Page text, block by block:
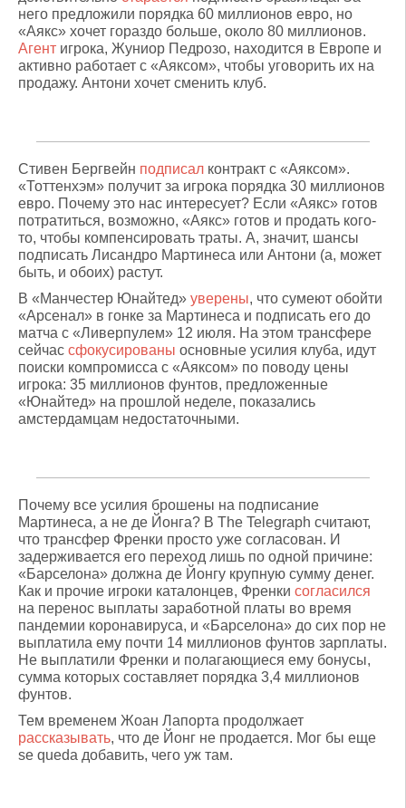
него предложили порядка 60 миллионов евро, но
«Аякс» хочет гораздо больше, около 80 миллионов.
Агент игрока, Жуниор Педрозо, находится в Европе и
активно работает с «Аяксом», чтобы уговорить их на
продажу. Антони хочет сменить клуб.
Стивен Бергвейн подписал контракт с «Аяксом».
«Тоттенхэм» получит за игрока порядка 30 миллионов
евро. Почему это нас интересует? Если «Аякс» готов
потратиться, возможно, «Аякс» готов и продать кого-
то, чтобы компенсировать траты. А, значит, шансы
подписать Лисандро Мартинеса или Антони (а, может
быть, и обоих) растут.
В «Манчестер Юнайтед» уверены, что сумеют обойти
«Арсенал» в гонке за Мартинеса и подписать его до
матча с «Ливерпулем» 12 июля. На этом трансфере
сейчас сфокусированы основные усилия клуба, идут
поиски компромисса с «Аяксом» по поводу цены
игрока: 35 миллионов фунтов, предложенные
«Юнайтед» на прошлой неделе, показались
амстердамцам недостаточными.
Почему все усилия брошены на подписание
Мартинеса, а не де Йонга? В The Telegraph считают,
что трансфер Френки просто уже согласован. И
задерживается его переход лишь по одной причине:
«Барселона» должна де Йонгу крупную сумму денег.
Как и прочие игроки каталонцев, Френки согласился
на перенос выплаты заработной платы во время
пандемии коронавируса, и «Барселона» до сих пор не
выплатила ему почти 14 миллионов фунтов зарплаты.
Не выплатили Френки и полагающиеся ему бонусы,
сумма которых составляет порядка 3,4 миллионов
фунтов.
Тем временем Жоан Лапорта продолжает
рассказывать, что де Йонг не продается. Мог бы еще
se queda добавить, чего уж там.